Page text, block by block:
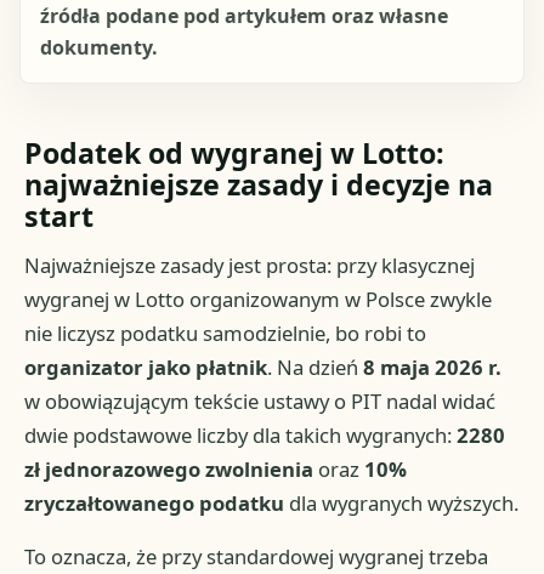
źródła podane pod artykułem oraz własne
dokumenty.
Podatek od wygranej w Lotto:
najważniejsze zasady i decyzje na
start
Najważniejsze zasady jest prosta: przy klasycznej
wygranej w Lotto organizowanym w Polsce zwykle
nie liczysz podatku samodzielnie, bo robi to
organizator jako płatnik. Na dzień8 maja 2026 r.
w obowiązującym tekście ustawy o PIT nadal widać
dwie podstawowe liczby dla takich wygranych:2280
zł jednorazowego zwolnienia oraz 10%
zryczałtowanego podatku dla wygranych wyższych.
To oznacza, że przy standardowej wygranej trzeba